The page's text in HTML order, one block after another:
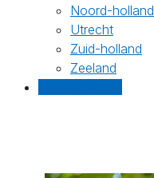
Noord-holland
Utrecht
Zuid-holland
Zeeland